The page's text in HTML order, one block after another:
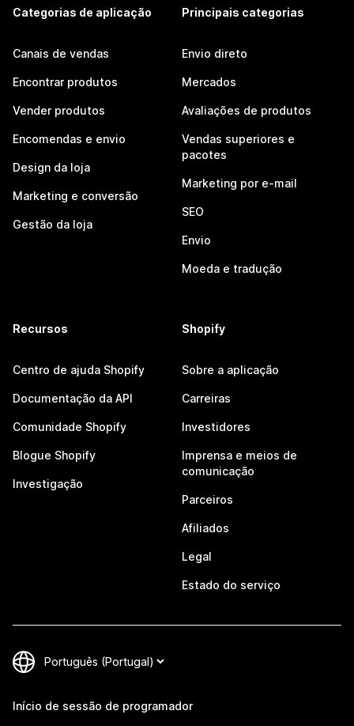
Categorias de aplicação
Canais de vendas
Encontrar produtos
Vender produtos
Encomendas e envio
Design da loja
Marketing e conversão
Gestão da loja
Principais categorias
Envio direto
Mercados
Avaliações de produtos
Vendas superiores e
pacotes
Marketing por e-mail
SEO
Envio
Moeda e tradução
Recursos
Centro de ajuda Shopify
Documentação da API
Comunidade Shopify
Blogue Shopify
Investigação
Shopify
Sobre a aplicação
Carreiras
Investidores
Imprensa e meios de
comunicação
Parceiros
Afiliados
Legal
Estado do serviço
Início de sessão de programador